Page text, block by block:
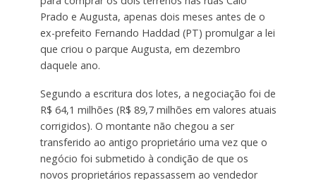
Prado e Augusta, apenas dois meses antes de o
ex-prefeito Fernando Haddad (PT) promulgar a lei
que criou o parque Augusta, em dezembro
daquele ano.
Segundo a escritura dos lotes, a negociação foi de
R$ 64,1 milhões (R$ 89,7 milhões em valores atuais
corrigidos). O montante não chegou a ser
transferido ao antigo proprietário uma vez que o
negócio foi submetido à condição de que os
novos proprietários repassassem ao vendedor